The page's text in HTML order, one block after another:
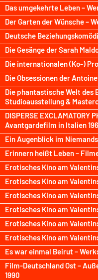
Das umgekehrte Leben –
Der Garten der Wünsche –
Deutsche
Die Gesänge der Sarah
Die internationalen (Ko-)
Die Obsessionen der
Die phantastische Welt des
Studioausstellung &
DISPERSE EXCLAMATORY
Avantgardefilm in Italien
Ein Augenblick im
Erinnern heißt Leben –
Erotisches Kino am
Erotisches Kino am
Erotisches Kino am
Erotisches Kino am
Erotisches Kino am
Erotisches Kino am
Es war einmal Beirut –
Film-Deutschland Ost –
1990